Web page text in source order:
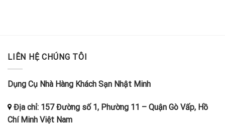
LIÊN HỆ CHÚNG TÔI
Dụng Cụ Nhà Hàng Khách Sạn Nhật Minh
Địa chỉ: 157 Đường số 1, Phường 11 – Quận Gò Vấp, Hồ
Chí Minh Việt Nam